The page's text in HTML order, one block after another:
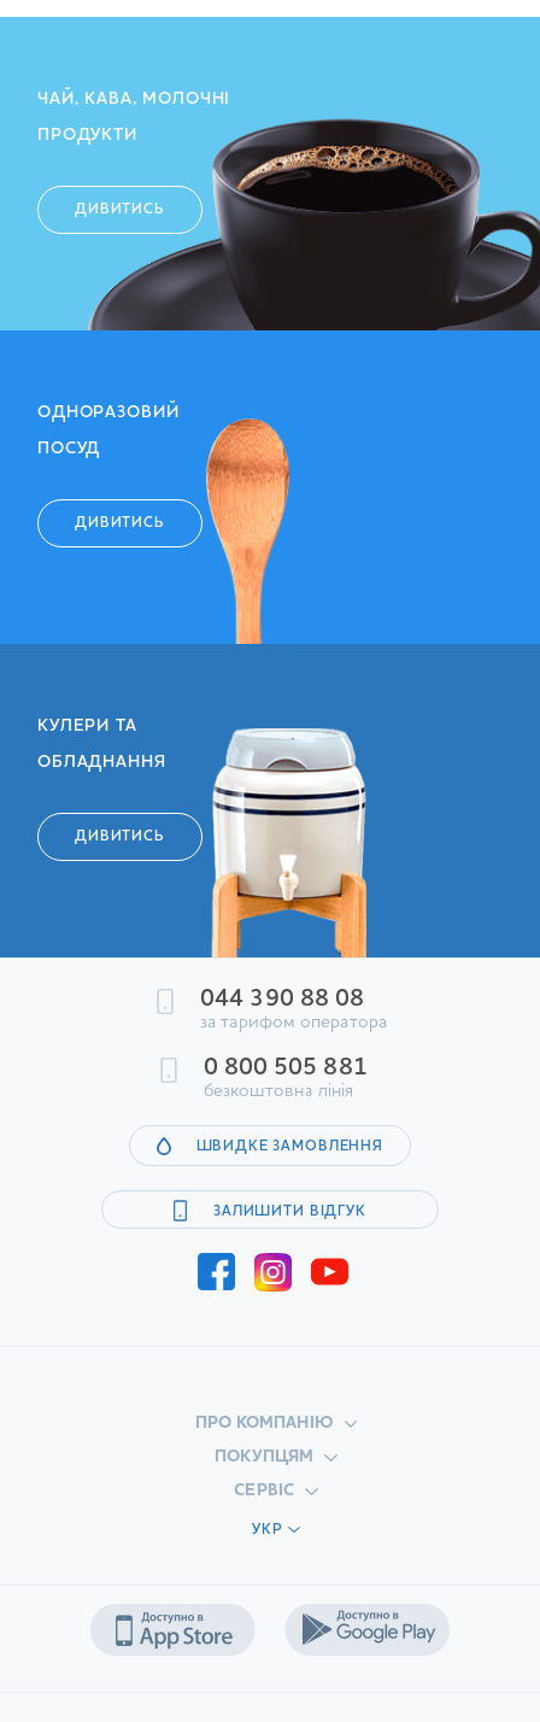
ЧАЙ, КАВА, МОЛОЧНІ
ПРОДУКТИ
ДИВИТИСЬ
ОДНОРАЗОВИЙ
ПОСУД
ДИВИТИСЬ
КУЛЕРИ ТА
ОБЛАДНАННЯ
ДИВИТИСЬ
044 390 88 08
за тарифом оператора
0 800 505 881
безкоштовна лінія
ШВИДКЕ ЗАМОВЛЕННЯ
ЗАЛИШИТИ ВІДГУК
ПРО КОМПАНІЮ
ПОКУПЦЯМ
СЕРВІС
УКР